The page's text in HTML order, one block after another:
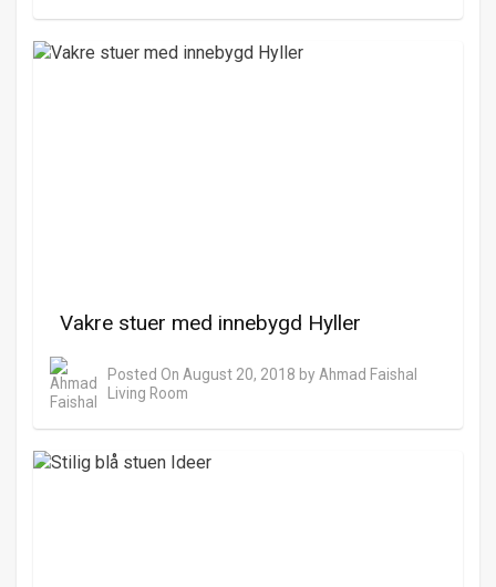
Vakre stuer med innebygd Hyller
Posted On August 20, 2018 by Ahmad Faishal
Living Room